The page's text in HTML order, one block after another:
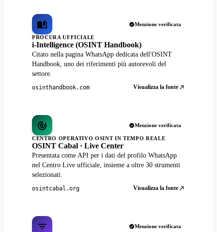
Menzione verificata
PROCURA UFFICIALE
i-Intelligence (OSINT Handbook)
Citato nella pagina WhatsApp dedicata dell'OSINT
Handbook, uno dei riferimenti più autorevoli del
settore.
osinthandbook.com Visualizza la fonte
Menzione verificata
CENTRO OPERATIVO OSINT IN TEMPO REALE
OSINT Cabal · Live Center
Presentata come API per i dati del profilo WhatsApp
nel Centro Live ufficiale, insieme a oltre 30 strumenti
selezionati.
osintcabal.org Visualizza la fonte
Menzione verificata